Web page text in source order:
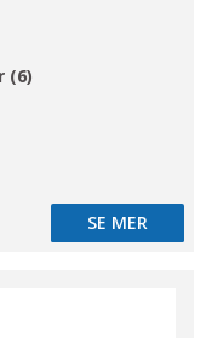
(6)
SE MER
SE MER